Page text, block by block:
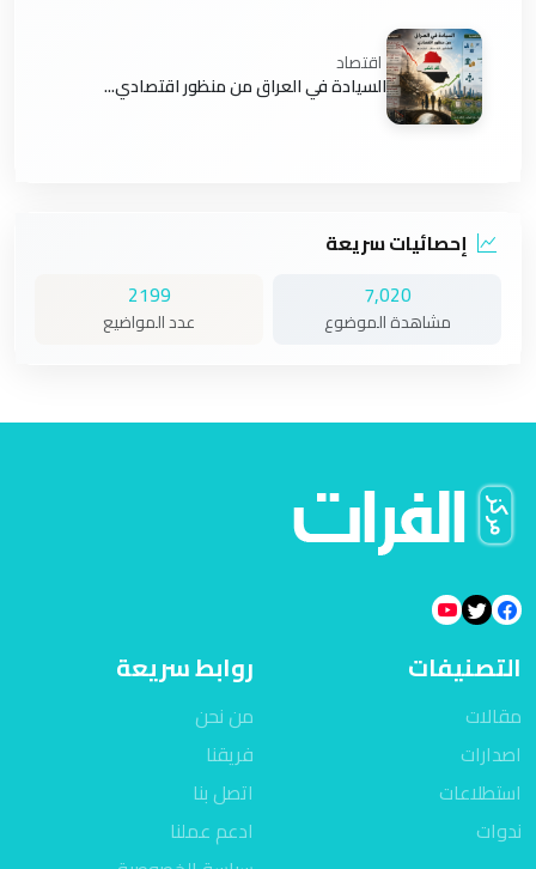
اقتصاد
السيادة في العراق من منظور اقتصادي...
إحصائيات سريعة
7,020
مشاهدة الموضوع
2199
عدد المواضيع
التصنيفات
مقالات
اصدارات
استطلاعات
ندوات
روابط سريعة
من نحن
فريقنا
اتصل بنا
ادعم عملنا